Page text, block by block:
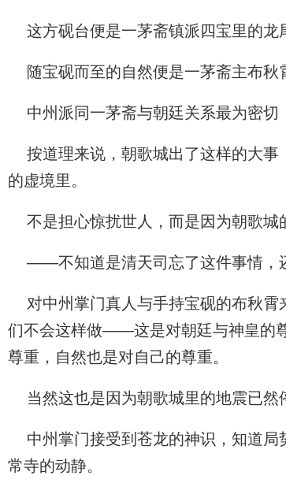
这方砚台便是一茅斋镇派四宝里的龙
随宝砚而至的自然便是一茅斋主布秋
中州派同一茅斋与朝廷关系最为密切
按道理来说，朝歌城出了这样的大事
的虚境里。
不是担心惊扰世人，而是因为朝歌城
——不知道是清天司忘了这件事情，
对中州掌门真人与手持宝砚的布秋霄
们不会这样做——这是对朝廷与神皇的
尊重，自然也是对自己的尊重。
当然这也是因为朝歌城里的地震已然
中州掌门接受到苍龙的神识，知道局
常寺的动静。